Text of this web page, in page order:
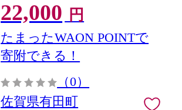
22,000 円
たまったWAON POINTで
寄附できる！
（0）
佐賀県有田町